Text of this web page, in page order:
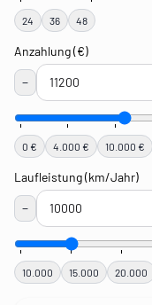
24 36 48
Anzahlung (€)
−
0 € 4.000 € 10.000 €
Laufleistung (km/Jahr)
−
10.000 15.000 20.000